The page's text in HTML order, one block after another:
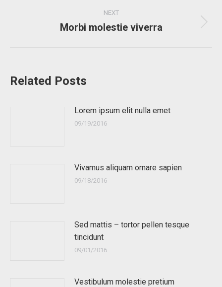
NEXT
Next
Morbi molestie viverra
Related Posts
Lorem ipsum elit nulla emet
09/19/2016
Vivamus aliquam ornare sapien
09/18/2016
Sed mattis – tortor pellen tesque
tincidunt
09/01/2016
Vestibulum molestie pretium